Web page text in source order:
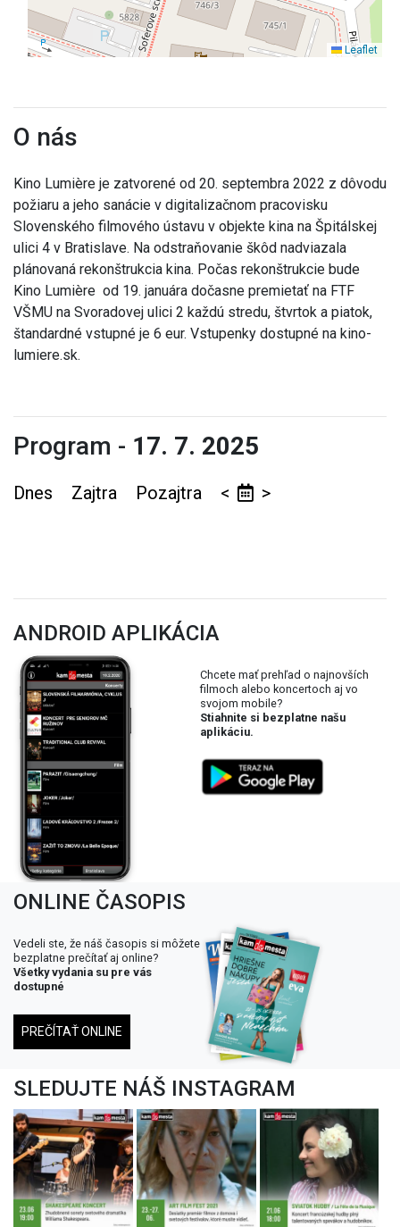
Leaflet
O nás
Kino Lumière je zatvorené od 20. septembra 2022 z dôvodu
požiaru a jeho sanácie v digitalizačnom pracovisku
Slovenského filmového ústavu v objekte kina na Špitálskej
ulici 4 v Bratislave. Na odstraňovanie škôd nadviazala
plánovaná rekonštrukcia kina. Počas rekonštrukcie bude
Kino Lumière od 19. januára dočasne premietať na FTF
VŠMU na Svoradovej ulici 2 každú stredu, štvrtok a piatok,
štandardné vstupné je 6 eur. Vstupenky dostupné na kino-
lumiere.sk.
Program - 17. 7. 2025
Dnes Zajtra Pozajtra < >
ANDROID APLIKÁCIA
Chcete mať prehľad o najnovších
filmoch alebo koncertoch aj vo
svojom mobile?
Stiahnite si bezplatne našu
aplikáciu.
ONLINE ČASOPIS
Vedeli ste, že náš časopis si môžete
bezplatne prečítať aj online?
Všetky vydania su pre vás
dostupné
PREČÍTAŤ ONLINE
SLEDUJTE NÁŠ INSTAGRAM